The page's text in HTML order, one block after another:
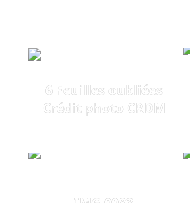
6 Feuilles oubliées
Crédit photo CRDM